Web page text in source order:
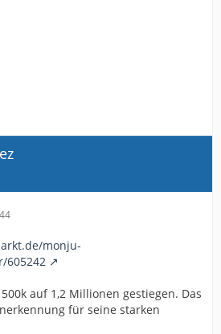
monju-
605242
auf 1,2 Millionen gestiegen. Das
für seine starken